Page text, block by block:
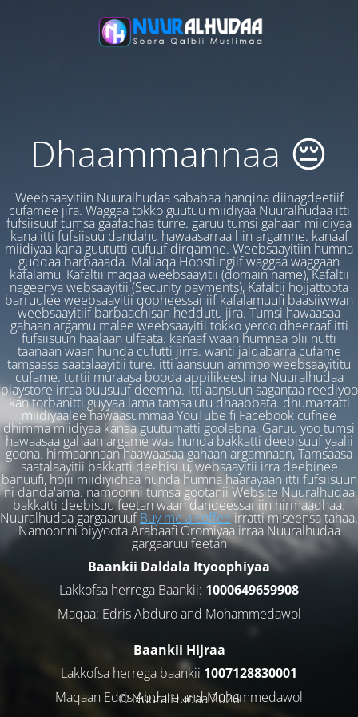
Dhaammannaa 😔
Weebsaayitiin Nuuralhudaa sababaa hanqina diinagdeetiif
cufamee jira. Waggaa tokko guutuu miidiyaa Nuuralhudaa itti
fufsiisuuf tumsa gaafachaa turre. garuu tumsi gahaan miidiyaa
kana itti fufsiisuu dandahu hawaasarraa hin argamne. kanaaf
miidiyaa kana guututti cufuuf dirqamne. Weebsaayitiin humna
guddaa barbaaada. Mallaqa Hoostiingiif waggaa waggaan
kafalamu, Kafaltii maqaa weebsaayitii (domain name), Kafaltii
nageenya websaayitii (Security payments), Kafaltii hojjattoota
barruulee weebsaayitii qopheessaniif kafalamuufi baasiiwwan
weebsaayitiif barbaachisan heddutu jira. Tumsi hawaasaa
gahaan argamu malee weebsaayitii tokko yeroo dheeraaf itti
fufsiisuun haalaan ulfaata. kanaaf waan humnaa olii nutti
taanaan waan hunda cufutti jirra. wanti jalqabarra cufame
tamsaasa saatalaayitii ture. itti aansuun ammoo weebsaayititu
cufame. turtii muraasa booda appilikeeshina Nuuralhudaa
playstore irraa buusuuf deemna. itti aansuun sagantaa reediyoo
kan torbanitti guyyaa lama tamsa'utu dhaabbata. dhumarratti
miidiyaalee hawaasummaa YouTube fi Facebook cufnee
dhimma miidiyaa kanaa guutumatti goolabna. Garuu yoo tumsi
hawaasaa gahaan argame waa hunda bakkatti deebisuuf yaalii
goona. hirmaannaan haawaasaa gahaan argamnaan, Tamsaasa
saatalaayitii bakkatti deebisuu, websaayitii irra deebinee
banuufi, hojii miidiyichaa hunda humna haarayaan itti fufsiisuun
ni danda'ama. namoonni tumsa gootanii Website Nuuralhudaa
bakkatti deebisuu feetan waan dandeessaniin hirmaadhaa.
Nuuralhudaa gargaaruufBuy me a coffeeirratti miseensa tahaa.
Namoonni biyyoota Arabaafi Oromiyaa irraa Nuuralhudaa
gargaaruu feetan
Baankii Daldala Ityoophiyaa
Lakkofsa herrega Baankii: 1000649659908
Maqaa: Edris Abduro and Mohammedawol
Baankii Hijraa
Lakkofsa herrega baankii 1007128830001
Maqaan Edris Abduro and Muhammedawol
© NuuralHudaa 2026